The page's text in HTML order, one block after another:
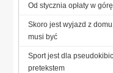
Od stycznia opłaty w górę
Skoro jest wyjazd z
musi być
Sport jest dla
pretekstem